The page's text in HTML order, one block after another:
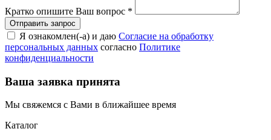
Кратко опишите Ваш вопрос *
Я ознакомлен(-а) и даю Согласие на обработку
персональных данных согласно Политике
конфиденциальности
Ваша заявка принята
Мы свяжемся с Вами в ближайшее время
Каталог